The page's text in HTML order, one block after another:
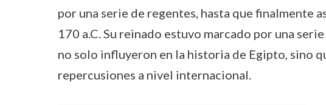
por una serie de regentes, hasta que finalmente
170 a.C. Su reinado estuvo marcado por una
no solo influyeron en la historia de Egipto, sino
repercusiones a nivel internacional.